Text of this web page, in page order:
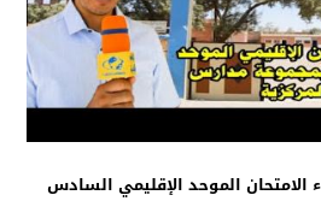
الموحد الإقليمي السادس